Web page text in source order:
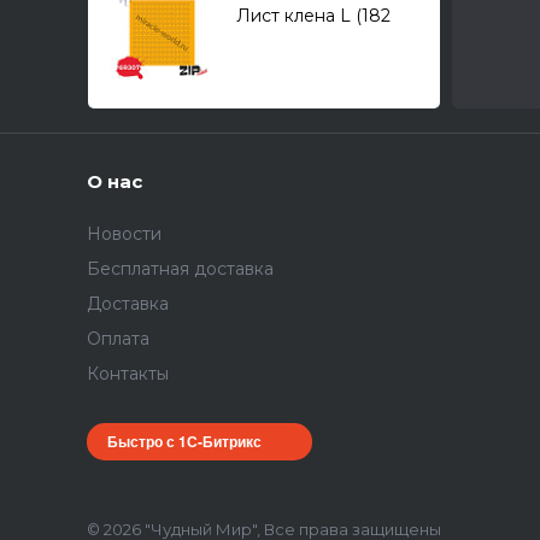
Лист клена L (182
О нас
Новости
Бесплатная доставка
Доставка
Оплата
Контакты
Быстро с 1С-Битрикс
© 2026 "Чудный Мир", Все права защищены